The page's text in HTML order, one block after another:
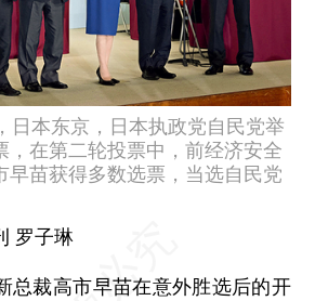
日本东京，日本执政党自民党举
，在第二轮投票中，前经济安全
早苗获得多数选票，当选自民党
罗子琳
裁高市早苗在意外胜选后的开